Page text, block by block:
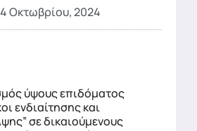
Οκτωβρίου, 2024
ύψους επιδόματος
ενδιαίτησης και
σε δικαιούμενους